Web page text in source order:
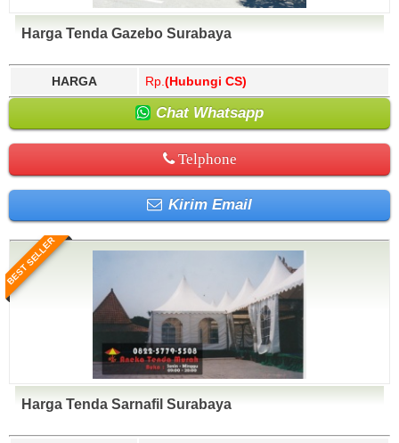
Harga Tenda Gazebo Surabaya
HARGA Rp. (Hubungi CS)
Chat Whatsapp
Telphone
Kirim Email
BEST SELLER
Harga Tenda Sarnafil Surabaya